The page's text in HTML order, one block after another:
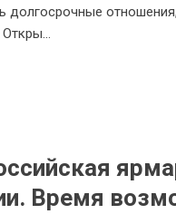
долгосрочные
Время